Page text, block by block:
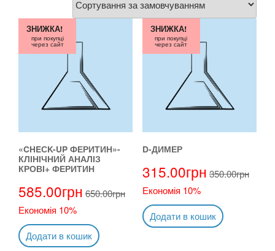
«CHEСK-UP ФЕРИТИН»-
КЛІНІЧНИЙ АНАЛІЗ
КРОВІ+ ФЕРИТИН
585.00грн 650.00грн
Економія 10%
ЗНИЖКА!
при покупці
через сайт
Додати в кошик
D-ДИМЕР
315.00грн 350.00грн
Економія 10%
ЗНИЖКА!
при покупці
через сайт
Додати в кошик